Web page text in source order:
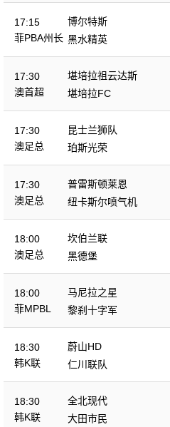
17:15
菲PBA州长
博尔特斯
黑水精英
17:30
澳首超
堪培拉祖云达斯
堪培拉FC
17:30
澳足总
昆士兰狮队
珀斯光荣
17:30
澳足总
普雷斯顿莱恩
纽卡斯尔喷气机
18:00
澳足总
坎伯兰联
黑德堡
18:00
菲MPBL
马尼拉之星
黎刹十字军
18:30
韩K联
蔚山HD
仁川联队
18:30
韩K联
全北现代
大田市民